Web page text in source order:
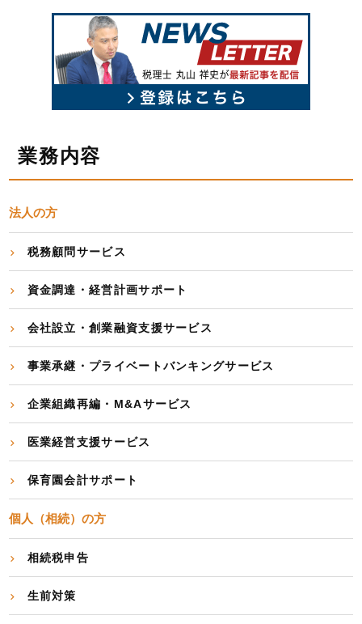
業務内容
法人の方
税務顧問サービス
資金調達・経営計画サポート
会社設立・創業融資支援サービス
事業承継・プライベートバンキングサービス
企業組織再編・M&Aサービス
医業経営支援サービス
保育園会計サポート
個人（相続）の方
相続税申告
生前対策